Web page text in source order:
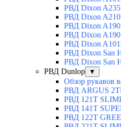
РВД Dixon A235
РВД Dixon A210
РВД Dixon
РВД Dixon A190
РВД Dixon
РВД Dixon San
РВД Dixon San
РВД Dunlop
▼
Обзор рукавов
РВД ARGUS
РВД 121T
РВД 141T
РВД 122T